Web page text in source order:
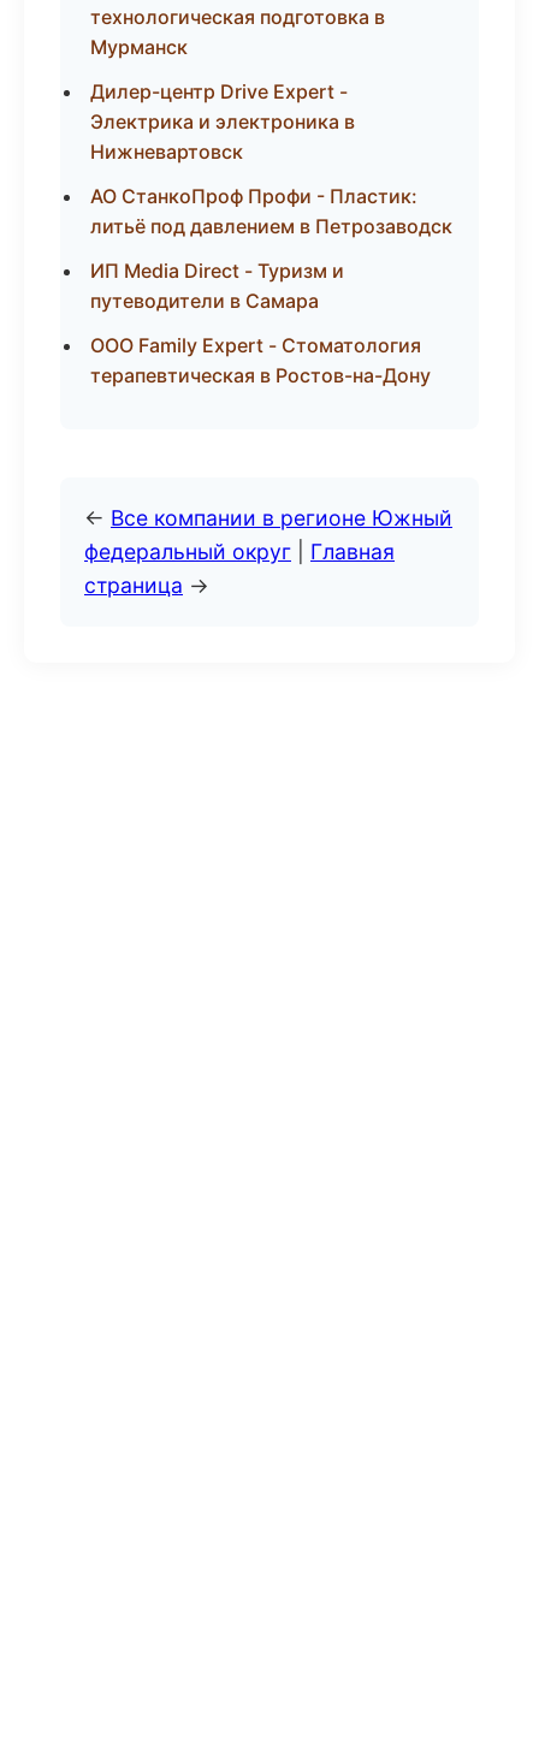
технологическая подготовка в
Мурманск
Дилер-центр Drive Expert -
Электрика и электроника в
Нижневартовск
АО СтанкоПроф Профи - Пластик:
литьё под давлением в Петрозаводск
ИП Media Direct - Туризм и
путеводители в Самара
ООО Family Expert - Стоматология
терапевтическая в Ростов-на-Дону
← Все компании в регионе Южный
федеральный округ
Главная
страница →